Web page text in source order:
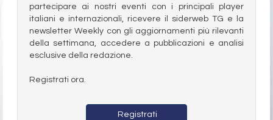
partecipare ai nostri eventi con i principali player
italiani e internazionali, ricevere il siderweb TG e la
newsletter Weekly con gli aggiornamenti più rilevanti
della settimana, accedere a pubblicazioni e analisi
esclusive della redazione.
Registrati ora.
Registrati